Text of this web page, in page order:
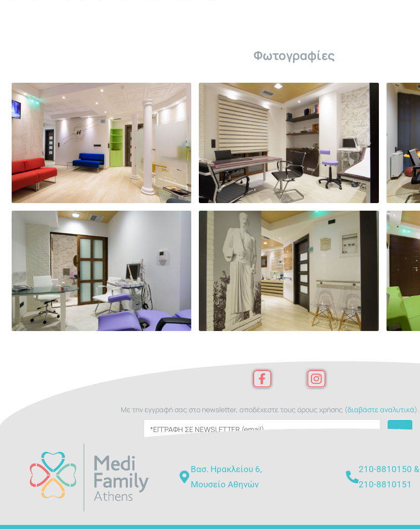
Φωτογραφίες
Με την εγγραφή σας στο newsletter, αποδέχεστε τους όρους χρήσης (διαβάστε αναλυτικά).
Βασ. Ηρακλείου 6,
Μουσείο Αθηνών
210-8810150 &
210-8810151